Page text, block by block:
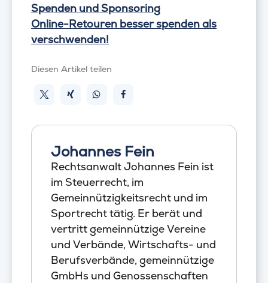
Spenden und Sponsoring
Online-Retouren besser spenden als
verschwenden!
Diesen Artikel teilen
Johannes Fein
Rechtsanwalt Johannes Fein ist
im Steuerrecht, im
Gemeinnützigkeitsrecht und im
Sportrecht tätig. Er berät und
vertritt gemeinnützige Vereine
und Verbände, Wirtschafts- und
Berufsverbände, gemeinnützige
GmbHs und Genossenschaften